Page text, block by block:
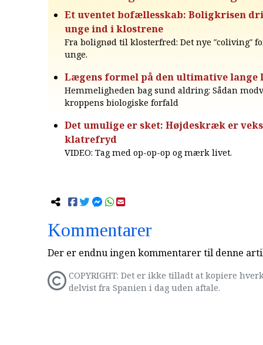
Et uventet bofællesskab: Boligkrisen
unge ind i klostrene
Fra bolignød til klosterfred: Det nye ″coliving″
unge.
Lægens formel på den ultimative lange
Hemmeligheden bag sund aldring: Sådan
kroppens biologiske forfald
Det umulige er sket: Højdeskræk er
klatrefryd
VIDEO: Tag med op-op-op og mærk livet.
Kommentarer
Der er endnu ingen kommentarer til denne
COPYRIGHT: Det er ikke tilladt at kopiere
delvist fra Spanien i dag uden aftale.